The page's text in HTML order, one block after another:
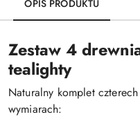
OPIS PRODUKTU
Zestaw 4
tealighty
Naturalny komplet
wymiarach: